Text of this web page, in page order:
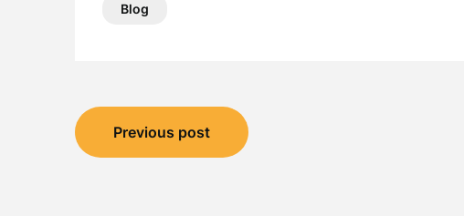
Blog
Post
navigation
Previous post